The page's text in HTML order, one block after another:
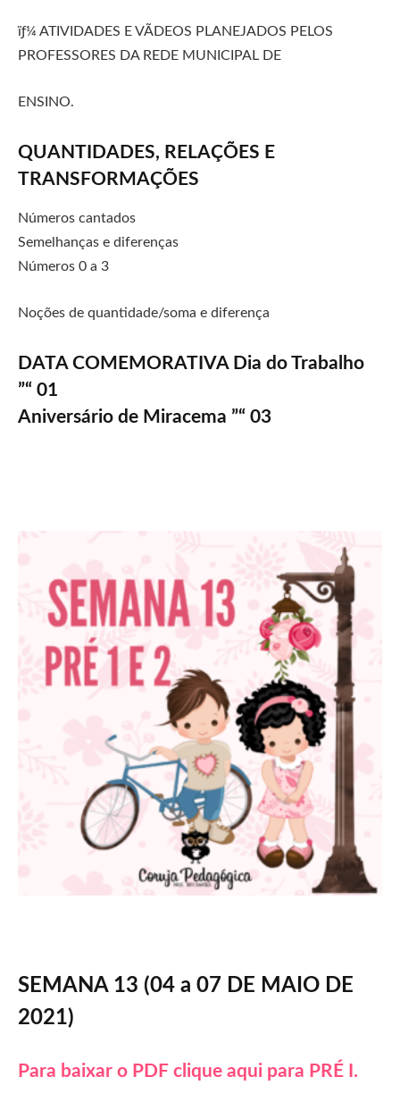
ïƒ¼ ATIVIDADES E VÃDEOS PLANEJADOS PELOS
PROFESSORES DA REDE MUNICIPAL DE
ENSINO.
QUANTIDADES, RELAÇÕES E
TRANSFORMAÇÕES
Números cantados
Semelhanças e diferenças
Números 0 a 3
Noções de quantidade/soma e diferença
DATA COMEMORATIVA Dia do Trabalho
”“ 01
Aniversário de Miracema ”“ 03
SEMANA 13 (04 a 07 DE MAIO DE
2021)
Para baixar o PDF clique aqui para PRÉ I.